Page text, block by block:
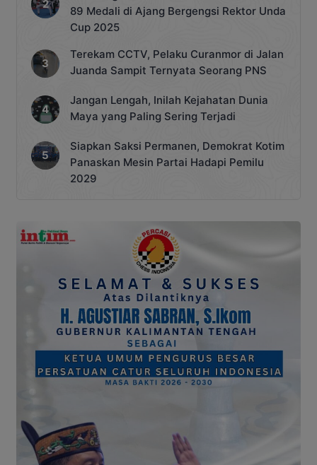
89 Medali di Ajang Bergengsi Rektor Unda
Cup 2025
Terekam CCTV, Pelaku Curanmor di Jalan
Juanda Sampit Ternyata Seorang PNS
Jangan Lengah, Inilah Kejahatan Dunia
Maya yang Paling Sering Terjadi
Siapkan Saksi Permanen, Demokrat Kotim
Panaskan Mesin Partai Hadapi Pemilu
2029